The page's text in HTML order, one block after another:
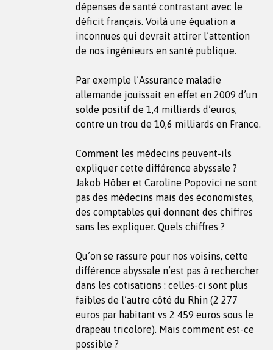
dépenses de santé contrastant avec le
déficit français. Voilà une équation a
inconnues qui devrait attirer l’attention
de nos ingénieurs en santé publique.
Par exemple l’Assurance maladie
allemande jouissait en effet en 2009 d’un
solde positif de 1,4 milliards d’euros,
contre un trou de 10,6 milliards en France.
Comment les médecins peuvent-ils
expliquer cette différence abyssale ?
Jakob Höber et Caroline Popovici ne sont
pas des médecins mais des économistes,
des comptables qui donnent des chiffres
sans les expliquer. Quels chiffres ?
Qu’on se rassure pour nos voisins, cette
différence abyssale n’est pas à rechercher
dans les cotisations : celles-ci sont plus
faibles de l’autre côté du Rhin (2 277
euros par habitant vs 2 459 euros sous le
drapeau tricolore). Mais comment est-ce
possible ?